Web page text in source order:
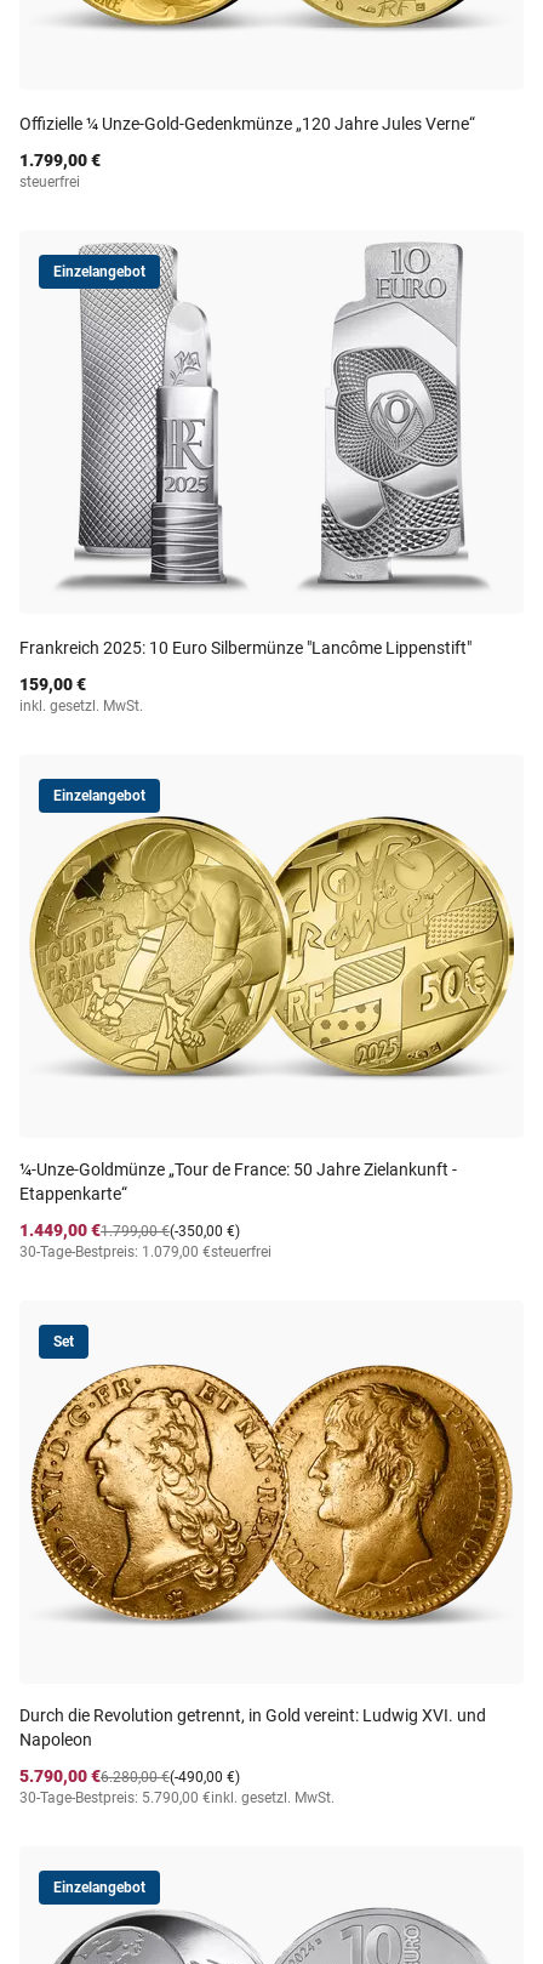
Offizielle ¼ Unze-Gold-Gedenkmünze „120 Jahre Jules Verne“
1.799,00 €
steuerfrei
Einzelangebot
Frankreich 2025: 10 Euro Silbermünze "Lancôme Lippenstift"
159,00 €
inkl. gesetzl. MwSt.
Einzelangebot
¼-Unze-Goldmünze „Tour de France: 50 Jahre Zielankunft -
Etappenkarte“
1.449,00 €
(-350,00 €)
1.799,00 €
30-Tage-Bestpreis: 1.079,00 €steuerfrei
Set
Durch die Revolution getrennt, in Gold vereint: Ludwig XVI. und
Napoleon
5.790,00 €
(-490,00 €)
6.280,00 €
30-Tage-Bestpreis: 5.790,00 €inkl. gesetzl. MwSt.
Einzelangebot